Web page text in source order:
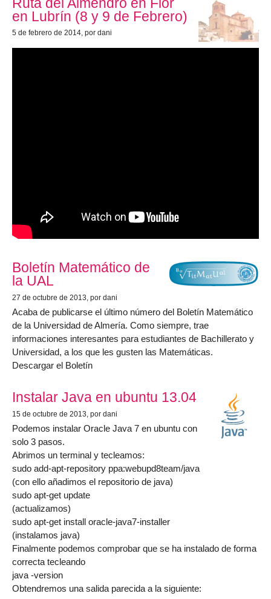
en Lubrín (8 y 9 de Febrero)
5 de febrero de 2014, por dani
Boletín Matemático de
la UAL
27 de octubre de 2013 , por dani
Acaba de publicarse el último número del Boletín Matemático
de la Universidad de Almería. Como siempre, trae
informaciones interesantes para estudiantes de Bachillerato y
Universidad, a los que les gusten las Matemáticas.
Descargar el Boletín
Instalar Java en ubuntu 13.04
15 de octubre de 2013 , por dani
Podemos instalar Oracle Java 7 en ubuntu con
solo 3 pasos.
Abrimos un terminal y tecleamos:
sudo add-apt-repository ppa:webupd8team/java
(con ello añadimos el repositorio de java)
sudo apt-get update
(actualizamos)
sudo apt-get install oracle-java7-installer
(instalamos java)
Finalmente podemos comprobar que se ha instalado de forma
correcta tecleando
java -version
Obtendremos una salida parecida a la siguiente: